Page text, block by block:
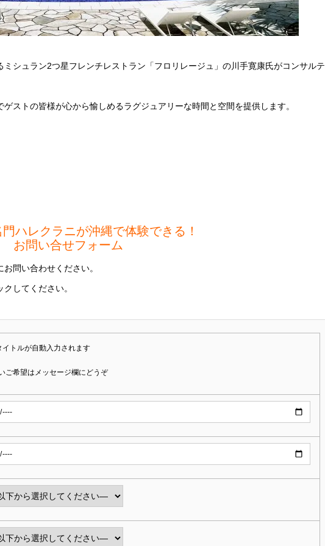
シュラン2つ星フレンチレストラン「フロリレージュ」の川手寛康氏がコンサルテ
ストの皆様が心から愉しめるラグジュアリーな時間と空間を提供します。
ハレクラニが沖縄で体験できる！
お問い合せフォーム
問い合わせください。
してください。
イトルが自動入力されます
ご希望はメッセージ欄にどうぞ